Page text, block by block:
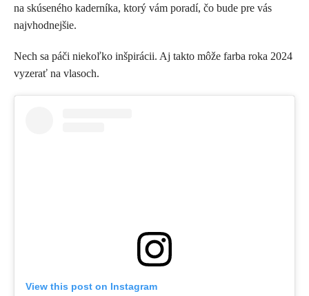
na skúseného kaderníka, ktorý vám poradí, čo bude pre vás
najvhodnejšie.
Nech sa páči niekoľko inšpirácii. Aj takto môže farba roka 2024
vyzerať na vlasoch.
View this post on Instagram